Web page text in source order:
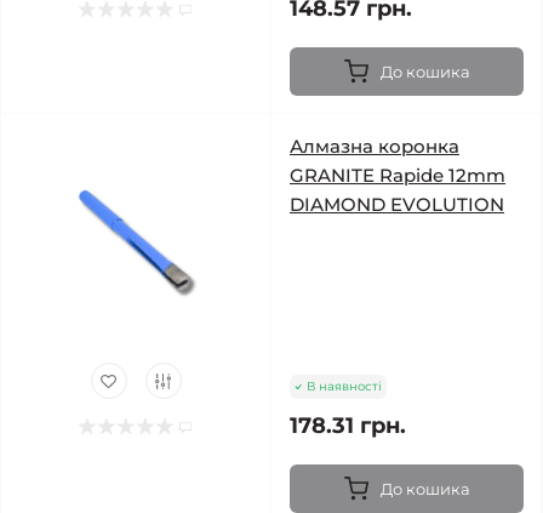
148.57 грн.
До кошика
Алмазна коронка
GRANITE Rapide 12mm
DIAMOND EVOLUTION
В наявності
178.31 грн.
До кошика